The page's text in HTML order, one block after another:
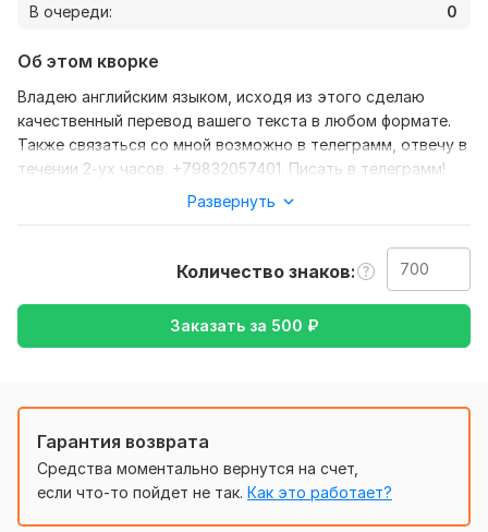
В очереди:
0
Об этом кворке
Владею английским языком, исходя из этого сделаю
качественный перевод вашего текста в любом формате.
Также связаться со мной возможно в телеграмм, отвечу в
течении 2-ух часов. +79832057401. Писать в телеграмм!
также уточнение моей работы-перевод с русского на
английский, либо же с английского на русский.
Тематика:
Красота и мода,
Культура и искусство,
Медицина и здоровье,
с Русского на Английский
Объем услуги в кворке: 700 знаков
Развернуть
Количество знаков
Заказать за 500 ₽
Гарантия возврата
Средства моментально вернутся на счет,
если что-то пойдет не так. Как это работает?